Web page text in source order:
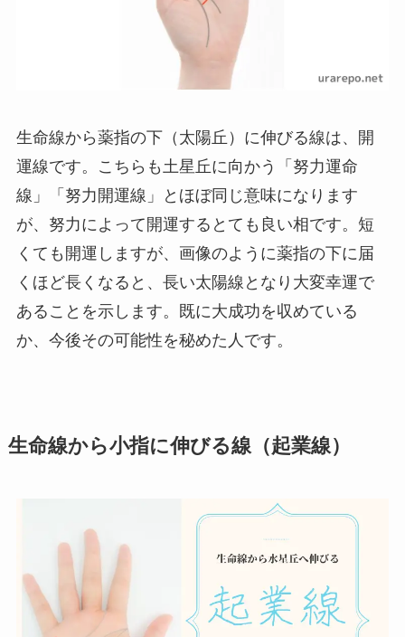
生命線から薬指の下（太陽丘）に伸びる線は、開
運線です。こちらも土星丘に向かう「努力運命
線」「努力開運線」とほぼ同じ意味になります
が、努力によって開運するとても良い相です。短
くても開運しますが、画像のように薬指の下に届
くほど長くなると、長い太陽線となり大変幸運で
あることを示します。既に大成功を収めている
か、今後その可能性を秘めた人です。
生命線から小指に伸びる線（起業線）